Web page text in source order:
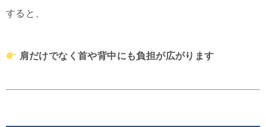
すると、
肩だけでなく首や背中にも負担が広がります